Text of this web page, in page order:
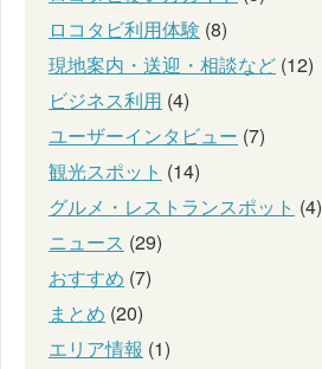
ロコタビ利用体験 (8)
現地案内・送迎・相談など (12)
ビジネス利用 (4)
ユーザーインタビュー (7)
観光スポット (14)
グルメ・レストランスポット (4)
ニュース (29)
おすすめ (7)
まとめ (20)
エリア情報 (1)